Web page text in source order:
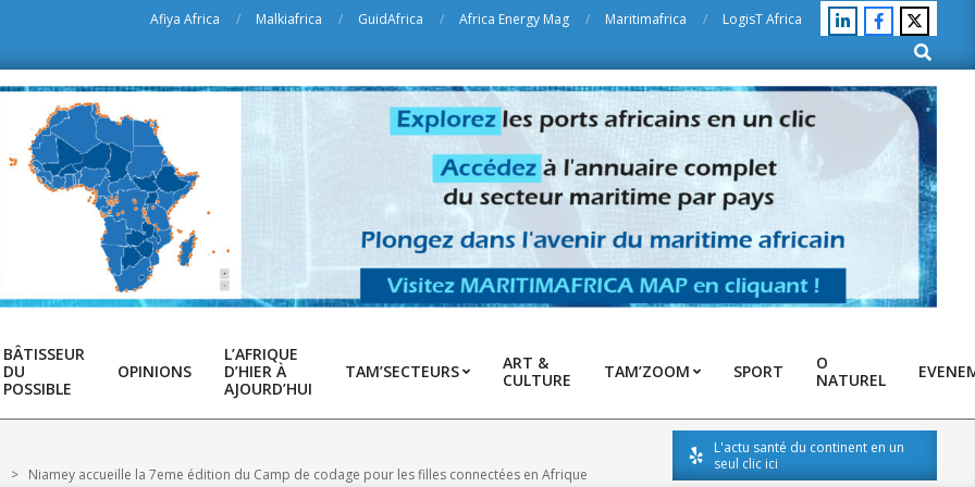
Afiya Africa Malkiafrica GuidAfrica Africa Energy Mag Maritimafrica
LogisT Africa
Search
BÂTISSEUR
DU
POSSIBLE
OPINIONS
L’AFRIQUE
D’HIER À
AJOURD’HUI
TAM’SECTEURS
ART &
CULTURE
TAM’ZOOM SPORT
O
NATUREL
> Niamey accueille la 7eme édition du Camp de codage pour les filles connectées en Afrique
L'actu santé du continent en un
seul clic ici